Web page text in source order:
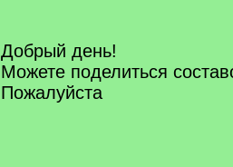
]
Добрый день!
Можете поделиться
Пожалуйста